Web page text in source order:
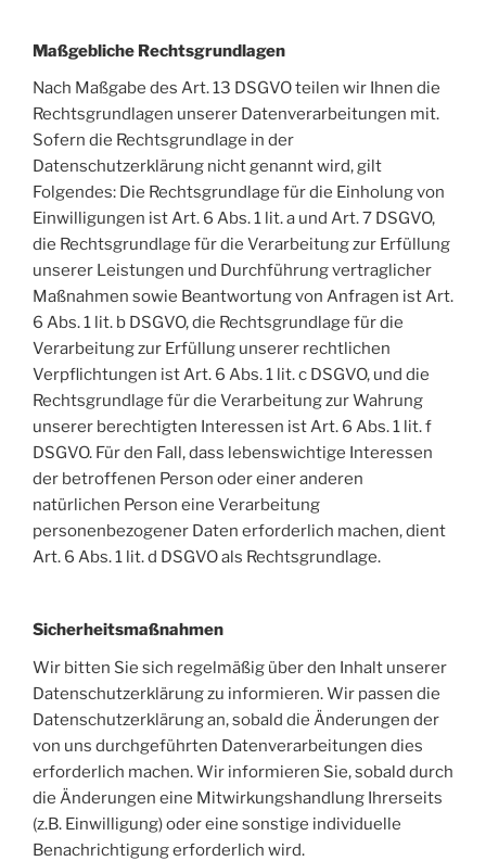
Maßgebliche Rechtsgrundlagen
Nach Maßgabe des Art. 13 DSGVO teilen wir Ihnen die
Rechtsgrundlagen unserer Datenverarbeitungen mit.
Sofern die Rechtsgrundlage in der
Datenschutzerklärung nicht genannt wird, gilt
Folgendes: Die Rechtsgrundlage für die Einholung von
Einwilligungen ist Art. 6 Abs. 1 lit. a und Art. 7 DSGVO,
die Rechtsgrundlage für die Verarbeitung zur Erfüllung
unserer Leistungen und Durchführung vertraglicher
Maßnahmen sowie Beantwortung von Anfragen ist Art.
6 Abs. 1 lit. b DSGVO, die Rechtsgrundlage für die
Verarbeitung zur Erfüllung unserer rechtlichen
Verpflichtungen ist Art. 6 Abs. 1 lit. c DSGVO, und die
Rechtsgrundlage für die Verarbeitung zur Wahrung
unserer berechtigten Interessen ist Art. 6 Abs. 1 lit. f
DSGVO. Für den Fall, dass lebenswichtige Interessen
der betroffenen Person oder einer anderen
natürlichen Person eine Verarbeitung
personenbezogener Daten erforderlich machen, dient
Art. 6 Abs. 1 lit. d DSGVO als Rechtsgrundlage.
Sicherheitsmaßnahmen
Wir bitten Sie sich regelmäßig über den Inhalt unserer
Datenschutzerklärung zu informieren. Wir passen die
Datenschutzerklärung an, sobald die Änderungen der
von uns durchgeführten Datenverarbeitungen dies
erforderlich machen. Wir informieren Sie, sobald durch
die Änderungen eine Mitwirkungshandlung Ihrerseits
(z.B. Einwilligung) oder eine sonstige individuelle
Benachrichtigung erforderlich wird.